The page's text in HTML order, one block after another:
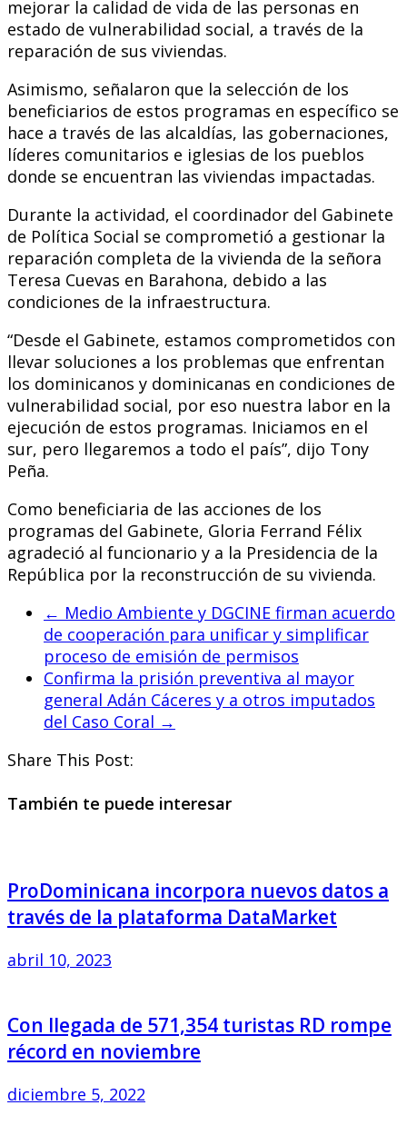
mejorar la calidad de vida de las personas en
estado de vulnerabilidad social, a través de la
reparación de sus viviendas.
Asimismo, señalaron que la selección de los
beneficiarios de estos programas en específico se
hace a través de las alcaldías, las gobernaciones,
líderes comunitarios e iglesias de los pueblos
donde se encuentran las viviendas impactadas.
Durante la actividad, el coordinador del Gabinete
de Política Social se comprometió a gestionar la
reparación completa de la vivienda de la señora
Teresa Cuevas en Barahona, debido a las
condiciones de la infraestructura.
“Desde el Gabinete, estamos comprometidos con
llevar soluciones a los problemas que enfrentan
los dominicanos y dominicanas en condiciones de
vulnerabilidad social, por eso nuestra labor en la
ejecución de estos programas. Iniciamos en el
sur, pero llegaremos a todo el país”, dijo Tony
Peña.
Como beneficiaria de las acciones de los
programas del Gabinete, Gloria Ferrand Félix
agradeció al funcionario y a la Presidencia de la
República por la reconstrucción de su vivienda.
← Medio Ambiente y DGCINE firman acuerdo
de cooperación para unificar y simplificar
proceso de emisión de permisos
Confirma la prisión preventiva al mayor
general Adán Cáceres y a otros imputados
del Caso Coral →
Share This Post:
También te puede interesar
ProDominicana incorpora nuevos datos a
través de la plataforma DataMarket
abril 10, 2023
Con llegada de 571,354 turistas RD rompe
récord en noviembre
diciembre 5, 2022